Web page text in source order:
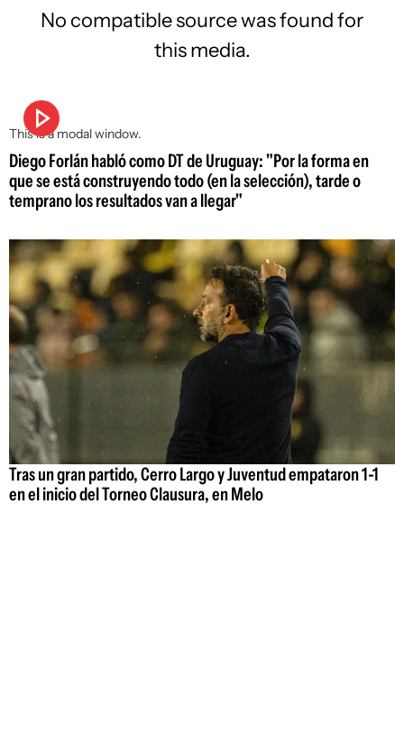
This is a modal window.
No compatible source was found for
this media.
Diego Forlán habló como DT de Uruguay: "Por la forma en
que se está construyendo todo (en la selección), tarde o
temprano los resultados van a llegar"
Tras un gran partido, Cerro Largo y Juventud empataron 1-1
en el inicio del Torneo Clausura, en Melo